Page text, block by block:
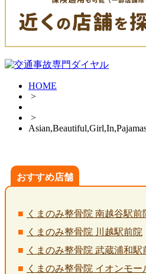
HOME
>
>
おすすめ店舗
くまのみ整骨院 南越谷駅前
くまのみ整骨院 川越駅前院
くまのみ整骨院 武蔵浦和駅
くまのみ整骨院 イオンモー